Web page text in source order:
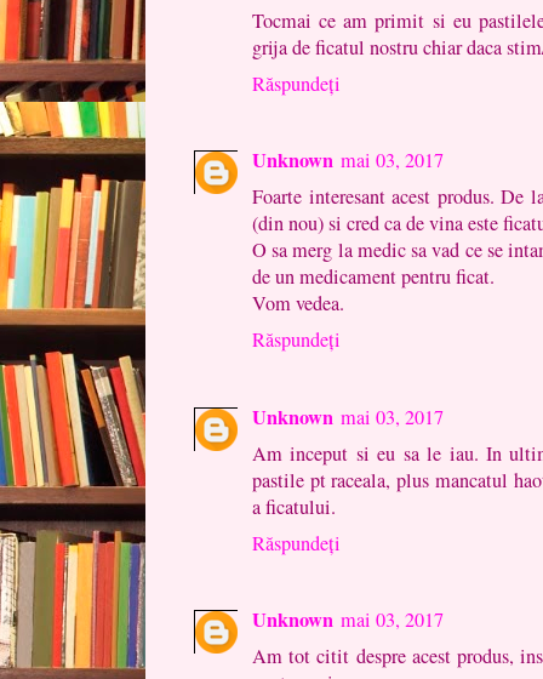
Tocmai ce am primit si eu
grija de ficatul nostru chiar daca
Răspundeți
Unknown mai 03, 2017
Foarte interesant acest produs. De
(din nou) si cred ca de vina este
O sa merg la medic sa vad ce se
de un medicament pentru ficat.
Vom vedea.
Răspundeți
Unknown mai 03, 2017
Am inceput si eu sa le iau. In
pastile pt raceala, plus mancatul
a ficatului.
Răspundeți
Unknown mai 03, 2017
Am tot citit despre acest produs,